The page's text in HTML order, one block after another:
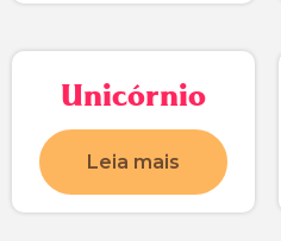
Unicórnio
Leia mais